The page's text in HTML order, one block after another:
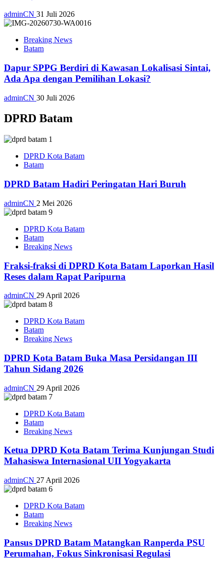
adminCN 31 Juli 2026
Breaking News
Batam
Dapur SPPG Berdiri di Kawasan Lokalisasi Sintai,
Ada Apa dengan Pemilihan Lokasi?
adminCN 30 Juli 2026
DPRD Batam
DPRD Kota Batam
Batam
DPRD Batam Hadiri Peringatan Hari Buruh
adminCN 2 Mei 2026
DPRD Kota Batam
Batam
Breaking News
Fraksi-fraksi di DPRD Kota Batam Laporkan Hasil
Reses dalam Rapat Paripurna
adminCN 29 April 2026
DPRD Kota Batam
Batam
Breaking News
DPRD Kota Batam Buka Masa Persidangan III
Tahun Sidang 2026
adminCN 29 April 2026
DPRD Kota Batam
Batam
Breaking News
Ketua DPRD Kota Batam Terima Kunjungan Studi
Mahasiswa Internasional UII Yogyakarta
adminCN 27 April 2026
DPRD Kota Batam
Batam
Breaking News
Pansus DPRD Batam Matangkan Ranperda PSU
Perumahan, Fokus Sinkronisasi Regulasi